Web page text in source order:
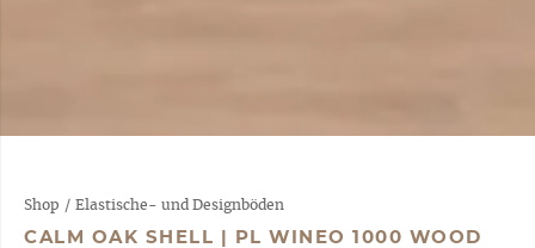
Shop / Elastische- und Designböden
CALM OAK SHELL | PL WINEO 1000 WOOD